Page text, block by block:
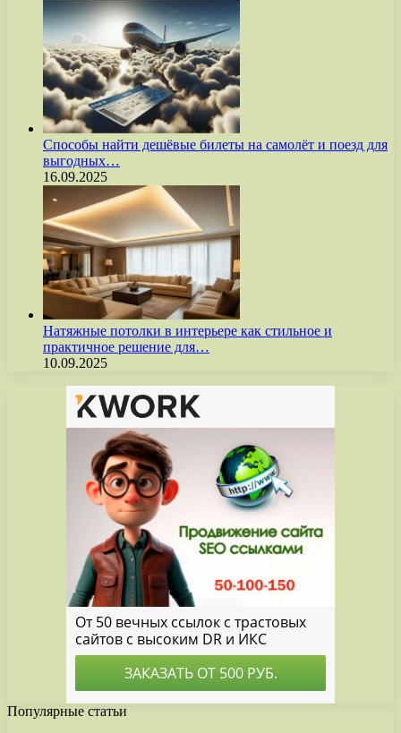
Способы найти дешёвые билеты на самолёт и поезд для
выгодных…
16.09.2025
Натяжные потолки в интерьере как стильное и
практичное решение для…
10.09.2025
Популярные статьи